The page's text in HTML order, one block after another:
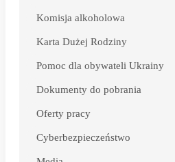
Komisja alkoholowa
Karta Dużej Rodziny
Pomoc dla obywateli Ukrainy
Dokumenty do pobrania
Oferty pracy
Cyberbezpieczeństwo